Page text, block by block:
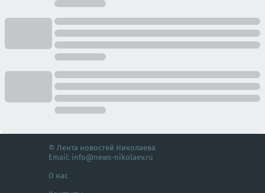
© Лента новостей Николаева
Email: info@news-nikolaev.ru
О нас